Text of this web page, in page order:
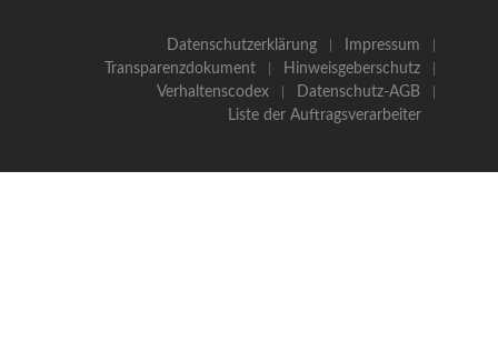
Datenschutzerklärung
Impressum
Transparenzdokument
Hinweisgeberschutz
Verhaltenscodex
Datenschutz-AGB
Liste der Auftragsverarbeiter